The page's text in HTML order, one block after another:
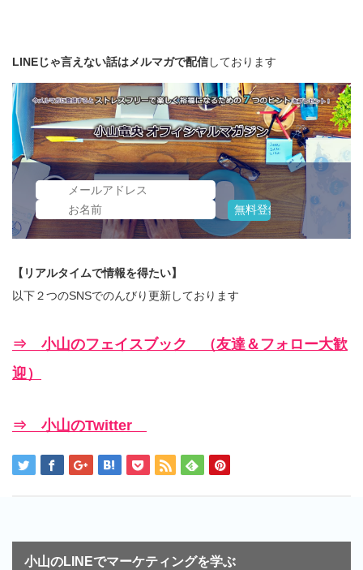
LINEじゃ言えない話はメルマガで配信しております
【リアルタイムで情報を得たい】
以下２つのSNSでのんびり更新しております
⇒ 小山のフェイスブック （友達＆フォロー大歓
迎）
⇒ 小山のTwitter
小山のLINEでマーケティングを学ぶ